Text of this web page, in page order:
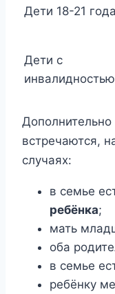
Дети 18-21 года
Дети с
инвалидностью
встречаются,
случаях:
в семье
ребёнка;
мать
оба
в семье
ребёнку